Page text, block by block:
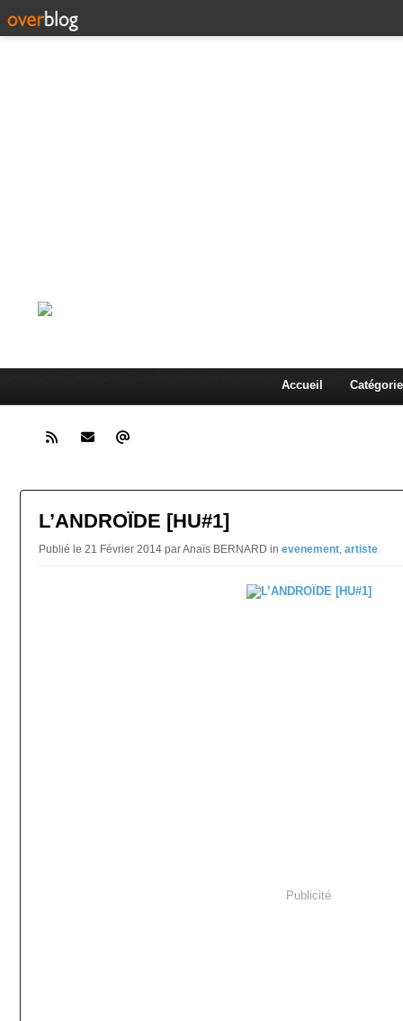
Accueil
L’ANDROÏDE [HU#1]
Publié le 21 Février 2014 par Anaïs BERNARD in evenement, artiste
Publicité